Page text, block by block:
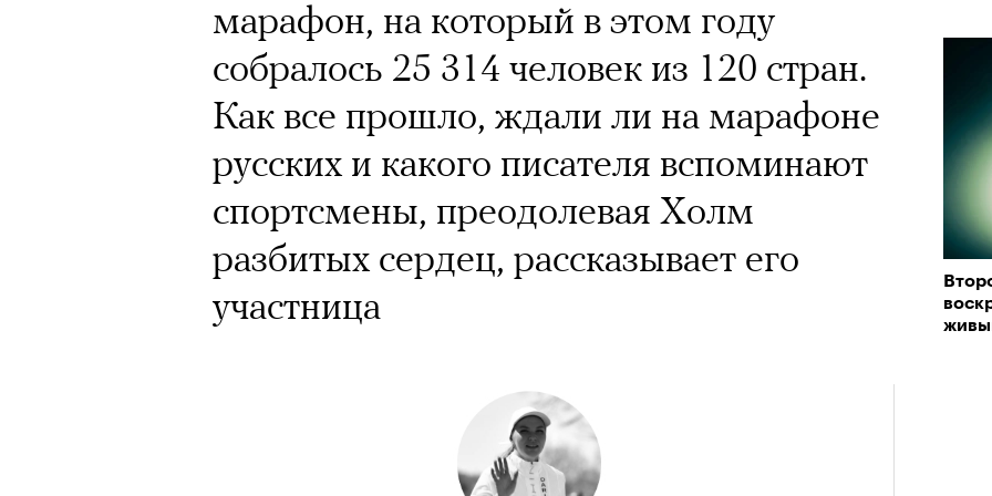
«РБК
марафон, на который в этом году
собралось 25 314 человек из 120 стран.
Как все прошло, ждали ли на марафоне
русских и какого писателя вспоминают
спортсмены, преодолевая Холм
разбитых сердец, рассказывает его
участница
первых показах на остросоциальные
темы
Подписывайтесь на телеграм-канал «РБК Стиль»
Ретроспектива «Красное и черное: голливудские левые и черный